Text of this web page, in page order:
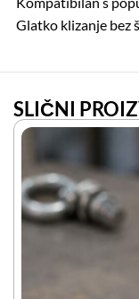
Glatko klizanje bez
SLIČNI